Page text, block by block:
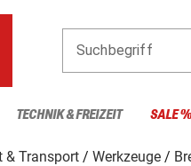
Suchbegriff
TECHNIK & FREIZEIT SALE %
& Transport Werkzeuge